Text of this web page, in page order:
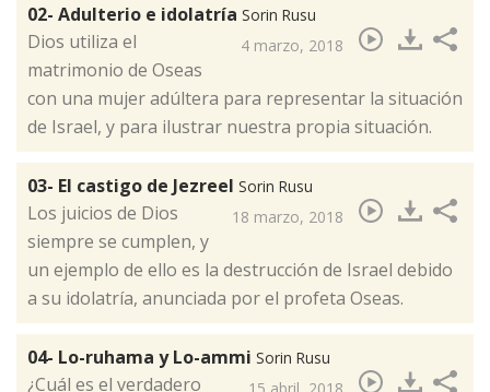
02- Adulterio e idolatría Sorin Rusu
4 marzo, 2018
​Dios utiliza el
matrimonio de Oseas
con una mujer adúltera para representar la situación
de Israel, y para ilustrar nuestra propia situación.
03- El castigo de Jezreel Sorin Rusu
18 marzo, 2018
Los juicios de Dios
siempre se cumplen, y
un ejemplo de ello es la destrucción de Israel debido
a su idolatría, anunciada por el profeta Oseas.​
04- Lo-ruhama y Lo-ammi Sorin Rusu
¿Cuál es el verdadero